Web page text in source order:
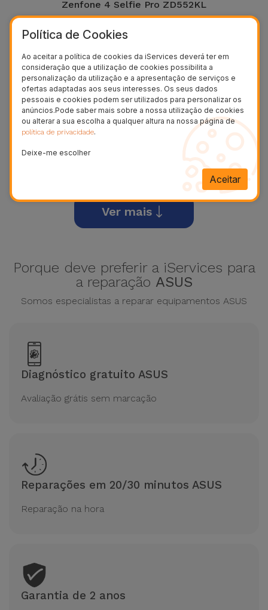
Zenfone 4 Selfie Pro ZD552KL
Zenfone 4 Selfie ZB553KL
Ver mais
Porque deve preferir a iServices para
a reparação ASUS
Somos especialistas a reparar equipamentos ASUS
Diagnóstico gratuito ASUS
Avaliação grátis sem marcação
Reparações em 20/30 minutos ASUS
Reparação na hora
Garantia de 2 anos
Política de Cookies
Ao aceitar a política de cookies da iServices deverá ter em
consideração que a utilização de cookies possibilita a
personalização da utilização e a apresentação de serviços e
ofertas adaptadas aos seus interesses. Os seus dados
pessoais e cookies podem ser utilizados para personalizar os
anúncios.Pode saber mais sobre a nossa utilização de cookies
ou alterar a sua escolha a qualquer altura na nossa página de
política de privacidade.
Deixe-me escolher
Aceitar